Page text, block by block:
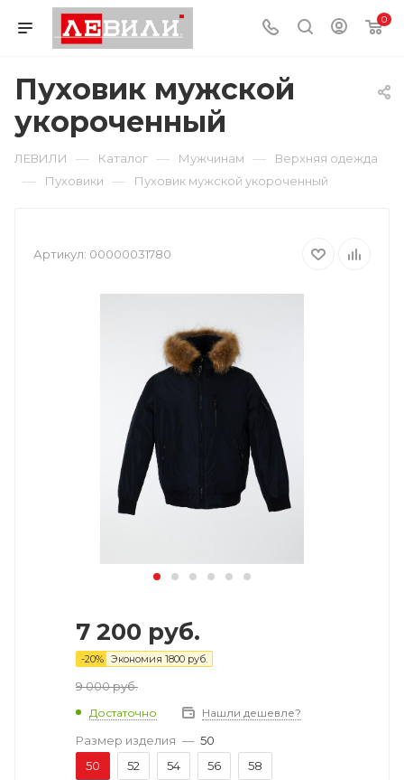
0
Пуховик мужской
укороченный
ЛЕВИЛИ — Каталог — Мужчинам — Верхняя одежда
— Пуховики — Пуховик мужской укороченный
Артикул: 00000031780
7 200 руб.
-20% Экономия 1800 руб.
9 000руб.
Достаточно Нашли дешевле?
Размер изделия — 50
50
52 54 56 58